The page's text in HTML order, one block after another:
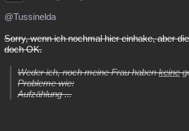
Musik Clash
Übersichten
Besucht Teilgenommen Alle Neue
@Tussinelda
Sorry, wenn ich nochmal hier einhake, aber
doch OK.
Weder ich, noch meine Frau habenkeine
Probleme wie:
Aufzählung ...